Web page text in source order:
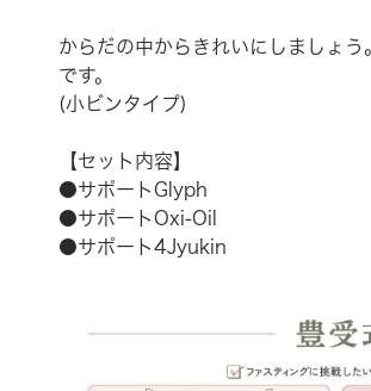
からだの中からきれいにしましょ
です。
(小ビンタイプ)
【セット内容】
●サポートGlyph
●サポートOxi-Oil
●サポート4Jyukin